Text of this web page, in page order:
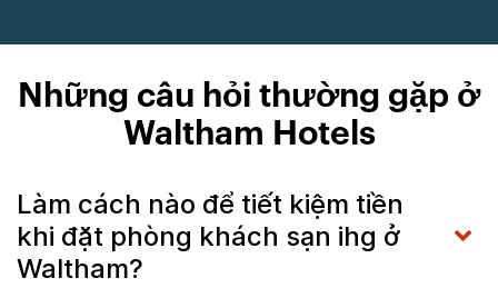
Những câu hỏi thường gặp ở
Waltham Hotels
Làm cách nào để tiết kiệm tiền
khi đặt phòng khách sạn ihg ở
Waltham?